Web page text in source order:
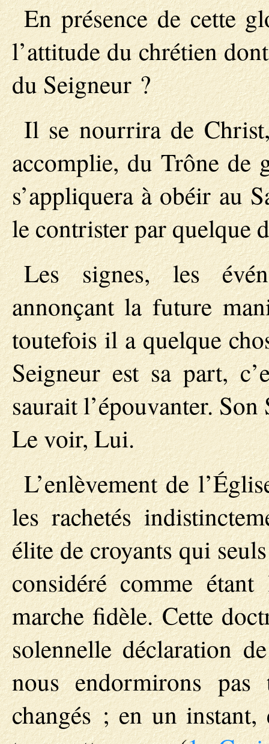
En présence de cette
l’attitude du chrétien
du Seigneur ?
Il se nourrira de
accomplie, du Trône de
s’appliquera à obéir au
le contrister par quelque
Les signes, les
annonçant la future
toutefois il a quelque
Seigneur est sa part,
saurait l’épouvanter.
Le voir, Lui.
L’enlèvement de
les rachetés
élite de croyants qui
considéré comme
marche fidèle. Cette
solennelle déclaration
nous endormirons
changés ; en un